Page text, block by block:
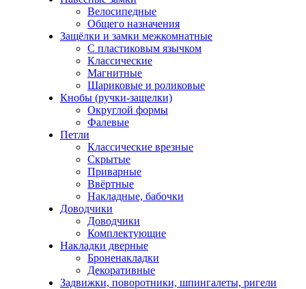
Велосипедные
Общего назначения
Защёлки и замки межкомнатные
С пластиковым язычком
Классические
Магнитные
Шариковые и роликовые
Кнобы (ручки-защелки)
Округлой формы
Фалевые
Петли
Классические врезные
Скрытые
Приварные
Ввёртные
Накладные, бабочки
Доводчики
Доводчики
Комплектующие
Накладки дверные
Броненакладки
Декоративные
Задвижки, поворотники, шпингалеты, ригели